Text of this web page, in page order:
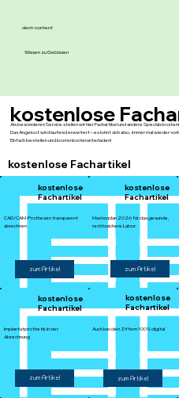
dent-content
Wissen zu Gebissen
kostenlose
Als besonderen Service stellen wir hier Fachartikel und andere Specials
Das Angebot wird laufend erweitert – es lohnt sich also, immer mal wieder
Einfach bestellen und kostenlos herunterladen!
kostenlose Fachartikel
CAD/CAM-Prothesen transparent
abrechnen
kostenlose
Fachartikel
zum Artikel
Masterplan 2026 für das gesunde,
rechtssichere Labor
kostenlose
Fachartikel
zum Artikel
Implantatprothetik in der
Abrechnung
kostenlose
Fachartikel
zum Artikel
Auch bei den Ziffern 100% digital
kostenlose
Fachartikel
zum Artikel